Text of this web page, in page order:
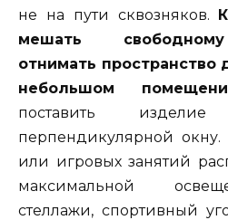
не на пути сквозняков.
мешать
отнимать пространство
небольшом
поставить
перпендикулярной
или игровых занятий
максимальной
стеллажи, спортивный